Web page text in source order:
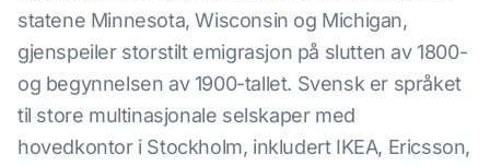
statene Minnesota, Wisconsin og Michigan,
gjenspeiler storstilt emigrasjon på slutten av 1800-
og begynnelsen av 1900-tallet. Svensk er språket
til store multinasjonale selskaper med
hovedkontor i Stockholm, inkludert IKEA, Ericsson,